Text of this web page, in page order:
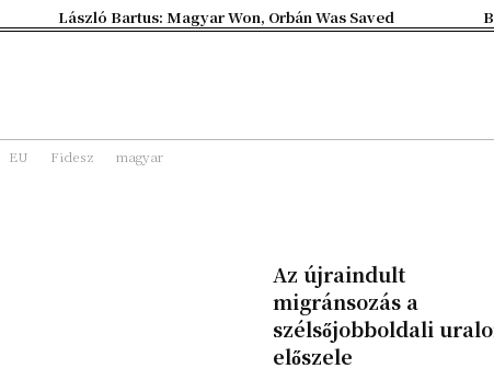
László Bartus: Magyar Won, Orbán Was Saved
EU Fidesz magyar
Az újraindult
migránsozás a
szélsőjobboldali
előszele